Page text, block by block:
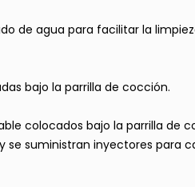
de agua para facilitar la
bajo la parrilla de cocción.
colocados bajo la parrilla de
se suministran inyectores para